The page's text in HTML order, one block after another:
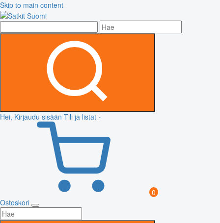
Skip to main content
Hei, Kirjaudu sisään Tili ja listat
0
Ostoskori